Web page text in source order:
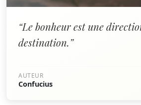
“Le bonheur est une
destination.”
AUTEUR
Confucius